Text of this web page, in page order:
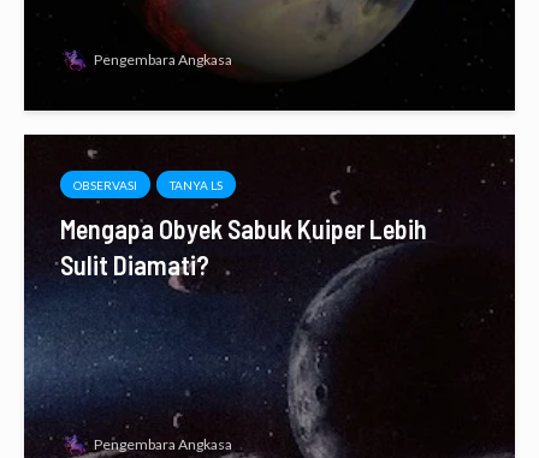
Pengembara Angkasa
OBSERVASI TANYA LS
Mengapa Obyek Sabuk Kuiper Lebih
Sulit Diamati?
Pengembara Angkasa